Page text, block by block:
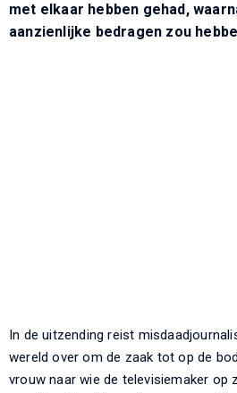
met elkaar hebben gehad,
aanzienlijke bedragen zou
In de uitzending reist
wereld over om de zaak tot op de
vrouw naar wie de televisiemaker op